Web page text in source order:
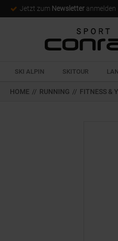
Jetzt zum Newsletter anmelden
SKI ALPIN SKITOUR
HOME // RUNNING // FITNESS &